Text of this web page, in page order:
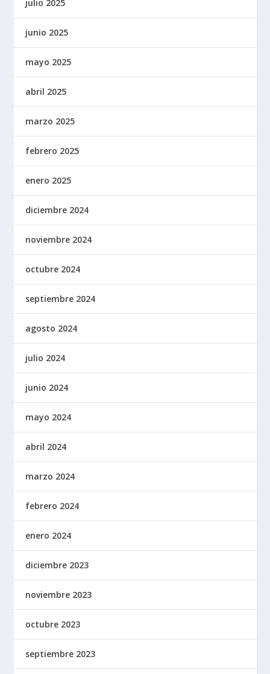
julio 2025
junio 2025
mayo 2025
abril 2025
marzo 2025
febrero 2025
enero 2025
diciembre 2024
noviembre 2024
octubre 2024
septiembre 2024
agosto 2024
julio 2024
junio 2024
mayo 2024
abril 2024
marzo 2024
febrero 2024
enero 2024
diciembre 2023
noviembre 2023
octubre 2023
septiembre 2023